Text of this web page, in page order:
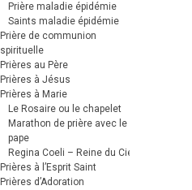
Prière maladie épidémie
Saints maladie épidémie
Prière de communion
spirituelle
Prières au Père
Prières à Jésus
Prières à Marie
Le Rosaire ou le chapelet
Marathon de prière avec le
pape
Regina Coeli – Reine du Ciel
Prières à l’Esprit Saint
Prières d’Adoration